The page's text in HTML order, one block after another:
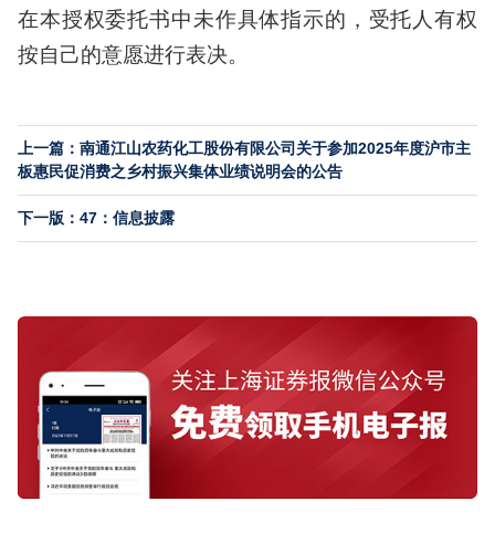
在本授权委托书中未作具体指示的，受托人有权
按自己的意愿进行表决。
上一篇：南通江山农药化工股份有限公司关于参加2025年度沪市主
板惠民促消费之乡村振兴集体业绩说明会的公告
下一版：47：信息披露